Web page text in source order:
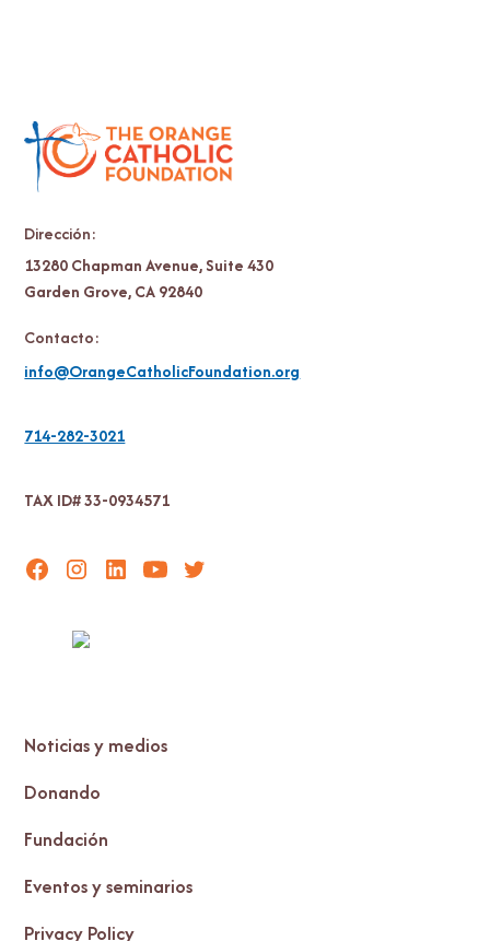
Dirección:
13280 Chapman Avenue, Suite 430
Garden Grove, CA 92840
Contacto:
info@OrangeCatholicFoundation.org
714-282-3021
TAX ID# 33-0934571
Noticias y medios
Donando
Fundación
Eventos y seminarios
Privacy Policy